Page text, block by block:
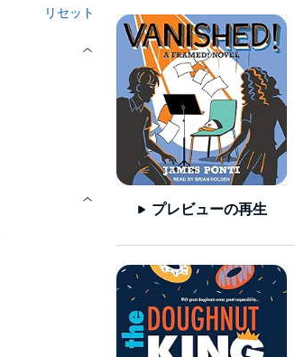
リセット
プレビューの再生